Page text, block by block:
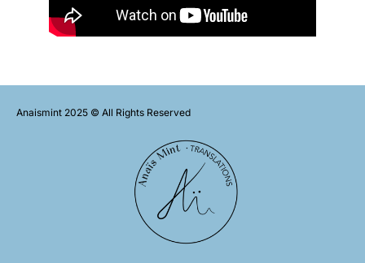
Anaismint 2025 © All Rights Reserved